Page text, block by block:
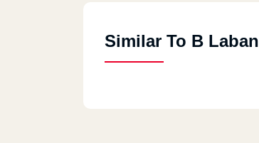
Similar To B Laban